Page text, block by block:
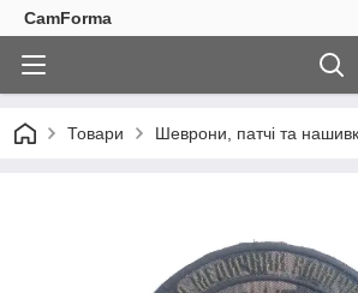
CamForma
Товари Шеврони, патчі та